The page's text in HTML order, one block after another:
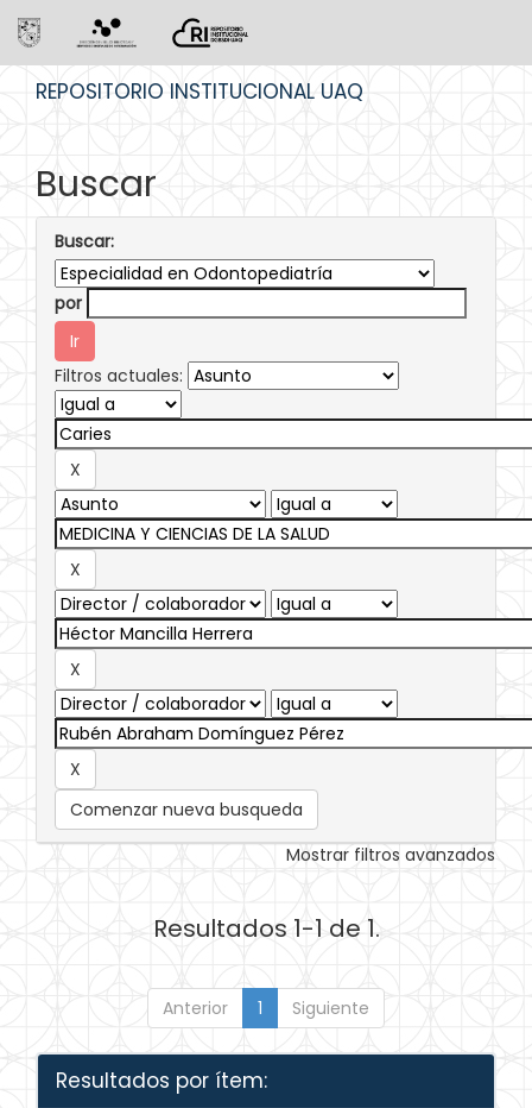
REPOSITORIO INSTITUCIONAL UAQ
Buscar
Buscar:
por
Filtros actuales:
Comenzar nueva busqueda
Mostrar filtros avanzados
Resultados 1-1 de 1.
Anterior 1 Siguiente
Resultados por ítem: